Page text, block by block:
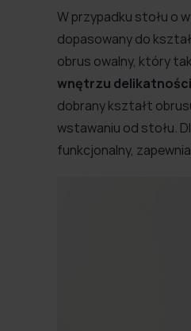
W przypadku stołu o
dopasowany do
obrus owalny, który
wnętrzu delikatności
dobrany kształt
wstawaniu od stołu.
funkcjonalny,